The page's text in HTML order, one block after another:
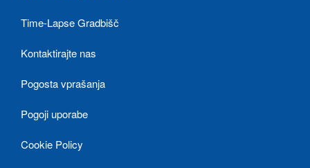
Time-Lapse Gradbišč
Kontaktirajte nas
Pogosta vprašanja
Pogoji uporabe
Cookie Policy